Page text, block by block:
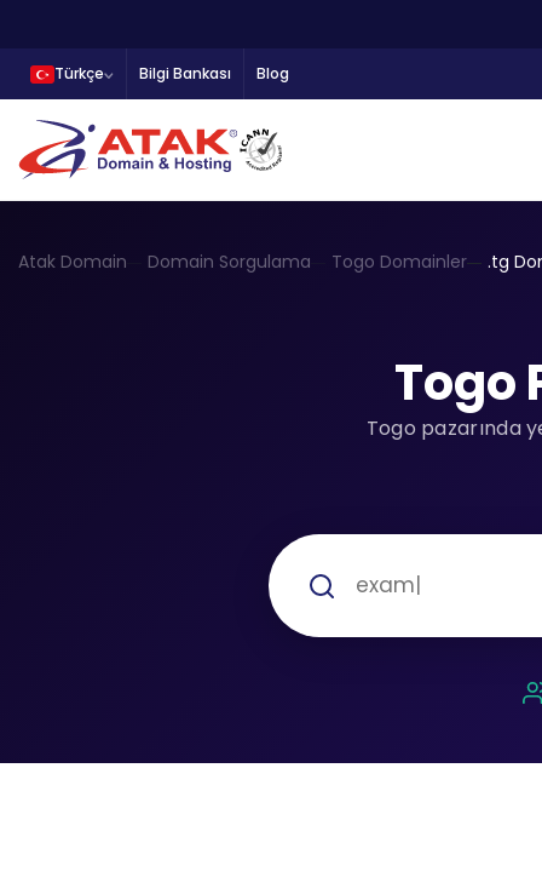
Türkçe Bilgi Bankası Blog
Atak Domain Domain Sorgulama Togo Domainler .tg
Togo
Togo pazarında